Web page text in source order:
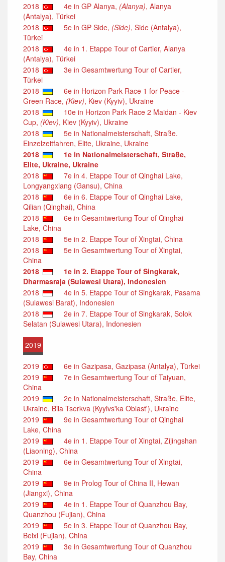
2018 4e in GP Alanya, (Alanya), Alanya
(Antalya), Türkei
2018
5e in GP Side, (Side), Side (Antalya),
Türkei
2018
4e in 1. Etappe Tour of Cartier, Alanya
(Antalya), Türkei
2018
3e in Gesamtwertung Tour of Cartier,
Türkei
2018
6e in Horizon Park Race 1 for Peace -
Green Race, (Kiev), Kiev (Kyyiv), Ukraine
2018
10e in Horizon Park Race 2 Maidan - Kiev
Cup, (Kiev), Kiev (Kyyiv), Ukraine
2018
5e in Nationalmeisterschaft, Straße.
Einzelzeitfahren, Elite, Ukraine, Ukraine
2018
1e in Nationalmeisterschaft, Straße,
Elite, Ukraine, Ukraine
2018
7e in 4. Etappe Tour of Qinghai Lake,
Longyangxiang (Gansu), China
2018
6e in 6. Etappe Tour of Qinghai Lake,
Qilian (Qinghai), China
2018
6e in Gesamtwertung Tour of Qinghai
Lake, China
2018
5e in 2. Etappe Tour of Xingtai, China
2018
5e in Gesamtwertung Tour of Xingtai,
China
2018
1e in 2. Etappe Tour of Singkarak,
Dharmasraja (Sulawesi Utara), Indonesien
2018
4e in 5. Etappe Tour of Singkarak, Pasama
(Sulawesi Barat), Indonesien
2018
2e in 7. Etappe Tour of Singkarak, Solok
Selatan (Sulawesi Utara), Indonesien
2019
2019
6e in Gazipasa, Gazipasa (Antalya), Türkei
2019
7e in Gesamtwertung Tour of Taiyuan,
China
2019
2e in Nationalmeisterschaft, Straße, Elite,
Ukraine, Bila Tserkva (Kyyivs'ka Oblast'), Ukraine
2019
9e in Gesamtwertung Tour of Qinghai
Lake, China
2019
4e in 1. Etappe Tour of Xingtai, Zijingshan
(Liaoning), China
2019
6e in Gesamtwertung Tour of Xingtai,
China
2019
9e in Prolog Tour of China II, Hewan
(Jiangxi), China
2019
4e in 1. Etappe Tour of Quanzhou Bay,
Quanzhou (Fujian), China
2019
5e in 3. Etappe Tour of Quanzhou Bay,
Beixi (Fujian), China
2019
3e in Gesamtwertung Tour of Quanzhou
Bay, China